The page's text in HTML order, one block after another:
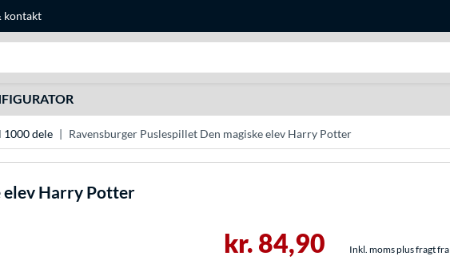
kontakt
1000 dele Ravensburger Puslespillet Den magiske elev Harry Potter
elev Harry Potter
kr. 84,90 Inkl. moms plus fragt fra